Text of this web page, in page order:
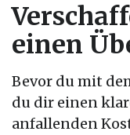
einen
Bevor du mit
du dir einen
anfallenden